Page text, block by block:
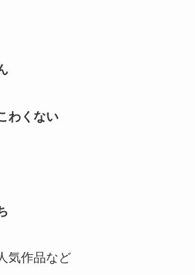
わくない
気作品など